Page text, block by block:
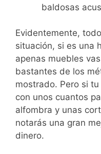
baldosas
Evidentemente,
situación, si es una
apenas muebles
bastantes de los
mostrado. Pero si
con unos cuantos
alfombra y unas
notarás una gran
dinero.